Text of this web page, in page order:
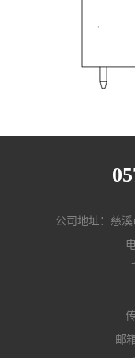
公司地址：慈
邮